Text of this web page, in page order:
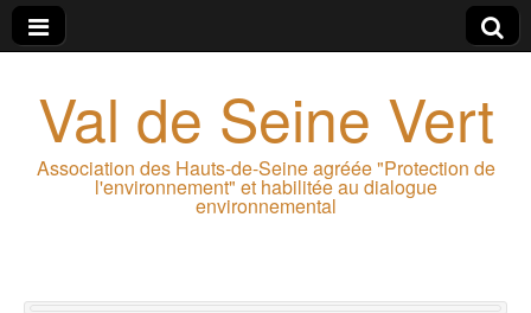
Val de Seine Vert
Association des Hauts-de-Seine agréée "Protection de
l'environnement" et habilitée au dialogue
environnemental